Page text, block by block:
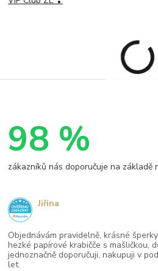
98 %
zákazníků nás doporučuje na
Objednávám pravidelně, krásné
hezké papírové krabičče s mašličkou,
jednoznačně doporučuji, nakupuji v
let.
Jiřina